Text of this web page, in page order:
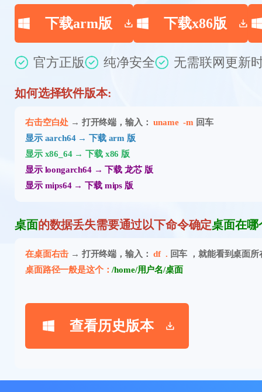
下载arm版 下载x86版
官方正版 纯净安全 无需联网更新
如何选择软件版本:
右击空白处 → 打开终端，输入：uname -m 回车
显示 aarch64 → 下载 arm 版
显示 x86_64 → 下载 x86 版
显示 loongarch64 → 下载 龙芯 版
显示 mips64 → 下载 mips 版
桌面的数据丢失需要通过以下命令确定桌面在哪
在桌面右击 → 打开终端，输入：df . 回车 ，就能看到桌面
桌面路径一般是这个：/home/用户名/桌面
查看历史版本